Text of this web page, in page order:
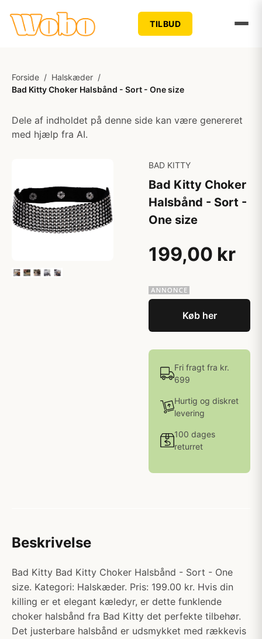
TILBUD
Forside / Halskæder /
Bad Kitty Choker Halsbånd - Sort - One size
Dele af indholdet på denne side kan være genereret
med hjælp fra AI.
BAD KITTY
Bad Kitty Choker
Halsbånd - Sort -
One size
199,00 kr
Køb her
Fri fragt fra kr.
699
Hurtig og diskret
levering
100 dages
returret
Beskrivelse
Bad Kitty Bad Kitty Choker Halsbånd - Sort - One
size. Kategori: Halskæder. Pris: 199.00 kr. Hvis din
killing er et elegant kæledyr, er dette funklende
choker halsbånd fra Bad Kitty det perfekte tilbehør.
Det justerbare halsbånd er udsmykket med rækkevis